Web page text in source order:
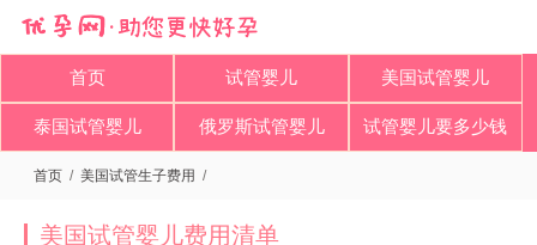
首页 试管婴儿 美国试管婴儿
泰国试管婴儿 俄罗斯试管婴儿 试管婴儿要多少钱
首页 / 美国试管生子费用 /
美国试管婴儿费用清单